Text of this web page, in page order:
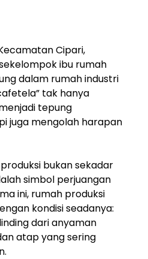
Cipari,
ibu rumah
dalam rumah industri
tak hanya
tepung
juga mengolah harapan
bukan sekadar
simbol perjuangan
ini, rumah produksi
kondisi seadanya:
dari anyaman
atap yang sering